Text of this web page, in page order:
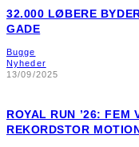
32.000 LØBERE
GADE
Bugge
Nyheder
13/09/2025
ROYAL RUN ’26:
REKORDSTOR